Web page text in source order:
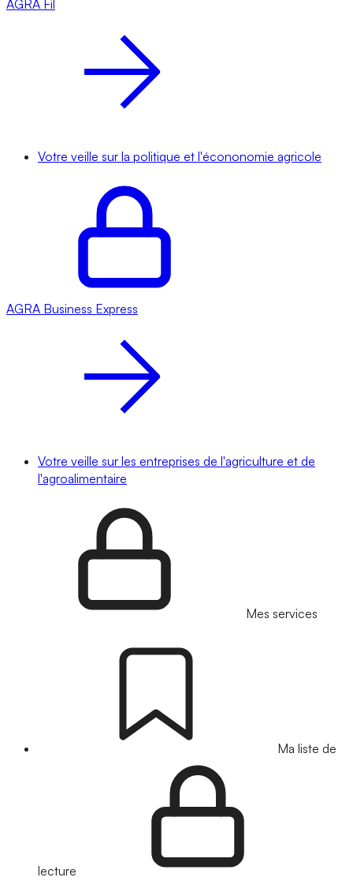
AGRA Fil
Votre veille sur la politique et l'écononomie agricole
AGRA Business Express
Votre veille sur les entreprises de l'agriculture et de
l'agroalimentaire
Mes services
Ma liste de
lecture